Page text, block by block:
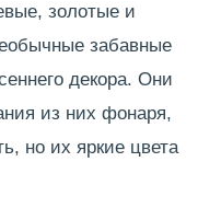
золотые и
забавные
декора. Они
из них фонаря,
но их яркие цвета